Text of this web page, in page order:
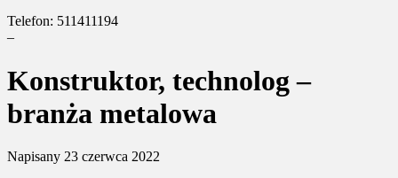
Telefon: 511411194
–
Konstruktor, technolog –
branża metalowa
Napisany 23 czerwca 2022